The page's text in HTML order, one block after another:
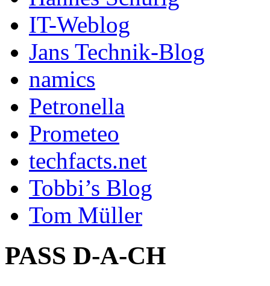
IT-Weblog
Jans Technik-Blog
namics
Petronella
Prometeo
techfacts.net
Tobbi’s Blog
Tom Müller
PASS D-A-CH